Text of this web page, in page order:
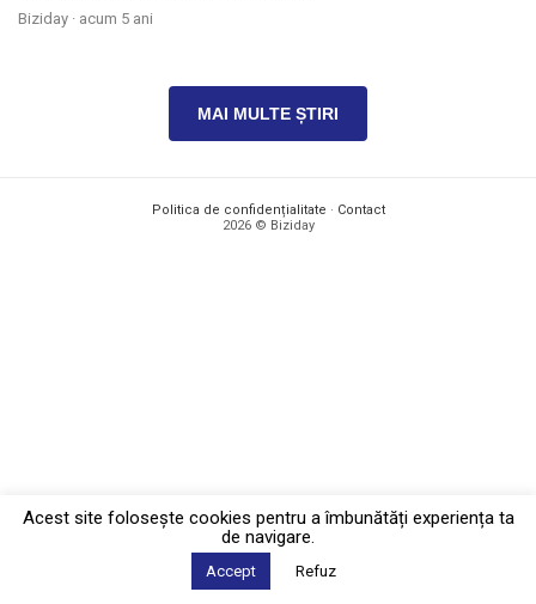
Biziday · acum 5 ani
MAI MULTE ȘTIRI
Politica de confidențialitate · Contact
2026 © Biziday
Acest site foloseşte cookies pentru a îmbunătăți experiența ta
de navigare.
Accept Refuz